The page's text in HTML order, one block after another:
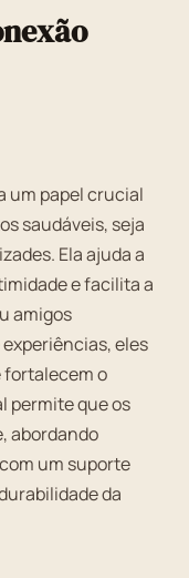
um papel crucial
saudáveis, seja
Ela ajuda a
e facilita a
amigos
eles
o
permite que os
abordando
um suporte
da